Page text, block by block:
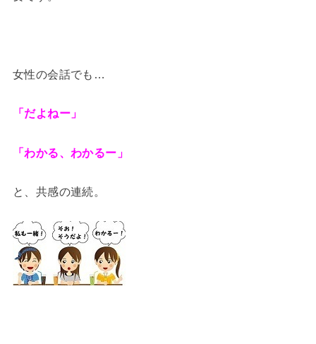
女性の会話でも…
「だよねー」
「わかる、わかるー」
と、共感の連続。